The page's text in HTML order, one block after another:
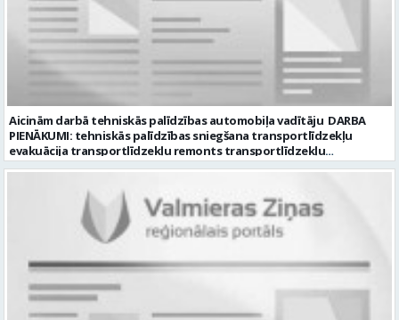
Aicinām darbā tehniskās palīdzības automobiļa vadītāju DARBA
PIENĀKUMI: tehniskās palīdzības sniegšana transportlīdzekļu
evakuācija transportlīdzekļu remonts transportlīdzekļu
sagatavošana tehniskai apskatei PRASĪBAS PRETENDENTIEM:
transportlīdzekļa vadītāja apliecība vēlama D, CE kategorijas
transportlīdzekļa vadītāja pieredze vismaz 2 gadi labas saskarsmes
un komunikācijas prasmes pieredze transportlīdzekļu remontu
veikšanā UZŅĒMUMS PIEDĀVĀ: darbu stabilā uzņēmumā darba
samaksu no 1600 EUR (pirms nodokļu nomaksas) darba laiku pēc
grafika: dežūra 08.00 – 17.00, 2.dežūra 08.00 – 21.00. pilnas sociālās
garantijas veselības apdrošināšanas iespējas dinamisku un
profesionālu darba vidi CV ar norādi vakancei „Tehniskās palīdzības